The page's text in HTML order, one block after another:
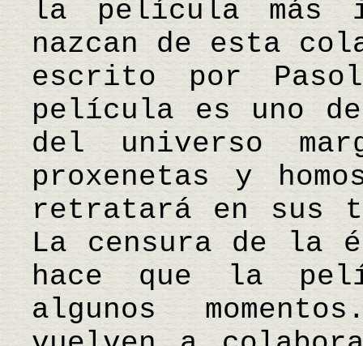
la película más
nazcan de esta
escrito por
película es uno
del universo
proxenetas y
retratará en sus
La censura de la
hace que la
algunos